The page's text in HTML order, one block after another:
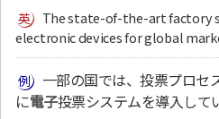
The state-of-the-art factory
electronic devices for global
一部の国では、投票プロセ
に電子投票システムを導入して